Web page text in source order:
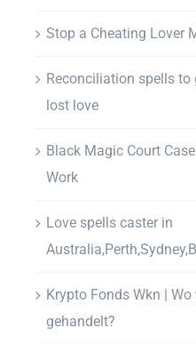
Stop a Cheating Lover
Reconciliation spells
lost love
Black Magic Court
Work
Love spells caster in
Krypto Fonds Wkn |
gehandelt?